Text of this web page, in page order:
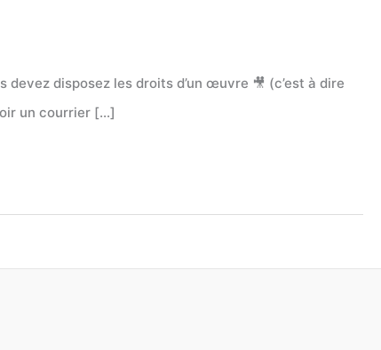
disposez les droits d’un œuvre 🎥 (c’est à dire
un courrier […]